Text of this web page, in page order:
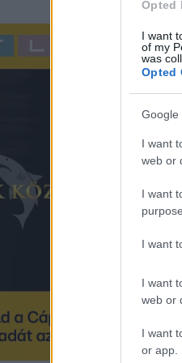
Opted
I want
of my
was
Opted
Google
I want
web or
I want
I want
I want
web or
I want
or app.